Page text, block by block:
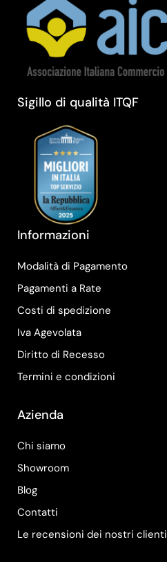
Sigillo di qualità ITQF
Informazioni
Modalità di Pagamento
Pagamenti a Rate
Costi di spedizione
Iva Agevolata
Diritto di Recesso
Termini e condizioni
Azienda
Chi siamo
Showroom
Blog
Contatti
Le recensioni dei nostri clienti